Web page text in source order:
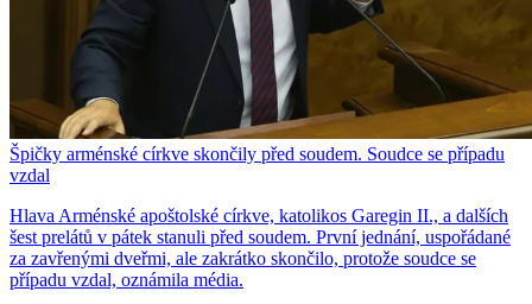
Špičky arménské církve skončily před soudem. Soudce se případu
vzdal
Hlava Arménské apoštolské církve, katolikos Garegin II., a dalších
šest prelátů v pátek stanuli před soudem. První jednání, uspořádané
za zavřenými dveřmi, ale zakrátko skončilo, protože soudce se
případu vzdal, oznámila média.